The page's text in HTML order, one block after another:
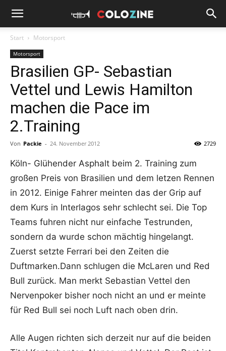
Start Motorsport
Motorsport
Brasilien GP- Sebastian
Vettel und Lewis Hamilton
machen die Pace im
2.Training
Von Packie - 24. November 2012 2729
Köln- Glühender Asphalt beim 2. Training zum
großen Preis von Brasilien und dem letzen Rennen
in 2012. Einige Fahrer meinten das der Grip auf
dem Kurs in Interlagos sehr schlecht sei. Die Top
Teams fuhren nicht nur einfache Testrunden,
sondern da wurde schon mächtig hingelangt.
Zuerst setzte Ferrari bei den Zeiten die
Duftmarken.Dann schlugen die McLaren und Red
Bull zurück. Man merkt Sebastian Vettel den
Nervenpoker bisher noch nicht an und er meinte
für Red Bull sei noch Luft nach oben drin.
Alle Augen richten sich derzeit nur auf die beiden